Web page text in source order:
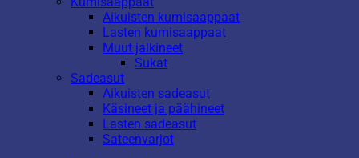
Aikuisten kumisaappaat
Lasten kumisaappaat
Muut jalkineet
Sukat
Sadeasut
Aikuisten sadeasut
Käsineet ja päähineet
Lasten sadeasut
Sateenvarjot